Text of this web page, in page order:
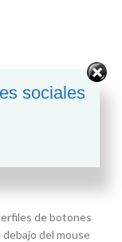
a través de 11
pulsar para
de botones
del mouse
sociales